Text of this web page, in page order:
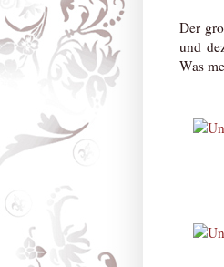
Der
und
Was